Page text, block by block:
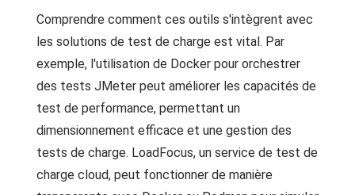
Comprendre comment ces outils s'intègrent avec
les solutions de test de charge est vital. Par
exemple, l'utilisation de Docker pour orchestrer
des tests JMeter peut améliorer les capacités de
test de performance, permettant un
dimensionnement efficace et une gestion des
tests de charge. LoadFocus, un service de test de
charge cloud, peut fonctionner de manière